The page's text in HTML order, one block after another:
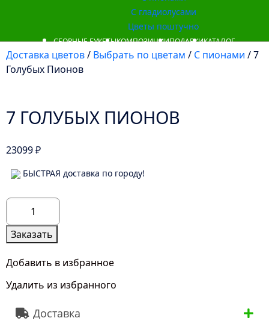
С гладиолусами
Цветы поштучно
СБОРНЫЕ БУКЕТЫКОМПОЗИЦИИПОДАРКИКАТАЛОГ
Доставка цветов/ Выбрать по цветам / С пионами / 7
Голубых Пионов
7 ГОЛУБЫХ ПИОНОВ
23099₽
БЫСТРАЯ доставка по городу!
Количество
товара
7
Голубых
Пионов
Заказать
Добавить в избранное
Удалить из избранного
Доставка